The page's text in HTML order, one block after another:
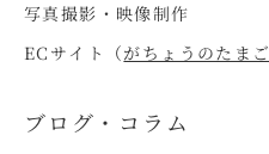
写真撮影・映像制作
ECサイト（がちょうのたまご
ブログ・コラム